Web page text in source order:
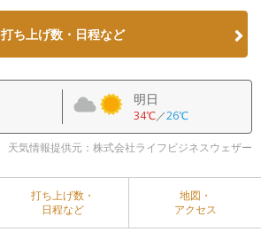
打ち上げ数・日程など
明日
34℃／26℃
天気情報提供元：株式会社ライフビジネスウェザー
打ち上げ数・
日程など
地図・
アクセス